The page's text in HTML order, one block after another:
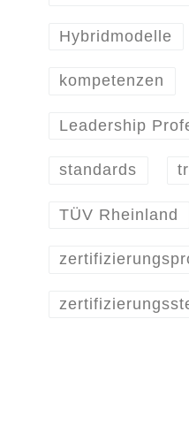
Hybridmodelle
kompetenzen
Leadership
standards
TÜV Rheinland